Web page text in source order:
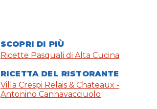
SCOPRI DI PIÙ
Ricette Pasquali di Alta Cucina
RICETTA DEL RISTORANTE
Villa Crespi Relais & Chateaux -
Antonino Cannavacciuolo